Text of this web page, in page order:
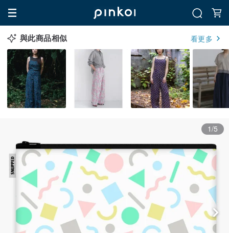
與此商品相似 看更多
1/5